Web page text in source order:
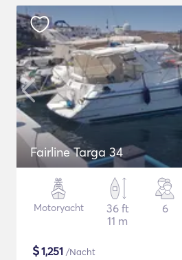
Fairline Targa 34
Motoryacht
36 ft
11 m
6
$1,251 /Nacht